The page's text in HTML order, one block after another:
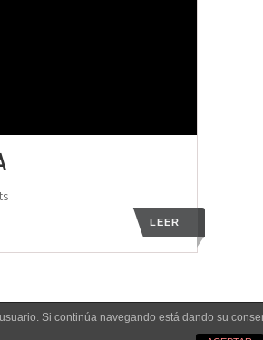
LEER
Política de privacidad
Si continúa navegando está dando su